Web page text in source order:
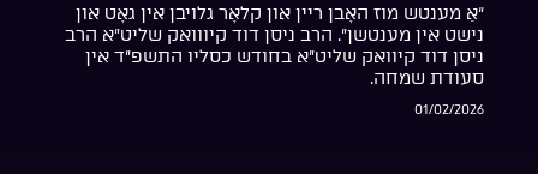
“אַ מענטש מוז האָבן ריין און קלאָר גלויבן אין גאָט און
נישט אין מענטשן”. הרב ניסן דוד קיווואק שליט”א הרב
ניסן דוד קיוואק שליט”א בחודש כסליו התשפ”ד אין
סעודת שמחה.
01/02/2026